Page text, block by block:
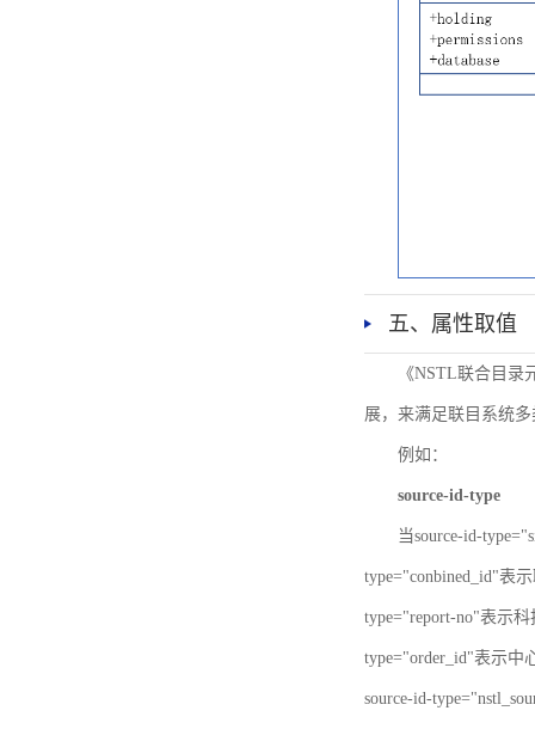
五、属性取值
《NSTL联合目
展，来满足联目系统
例如：
source-id-type
当source-id-
type="conbined_id"表
type="report-no"表示
type="order_id"表示中
source-id-